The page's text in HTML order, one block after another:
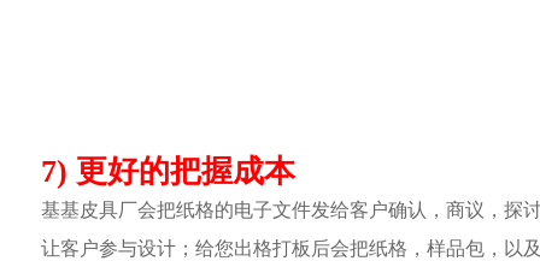
7) 更好的把握成本
基基皮具厂会把纸格的电子文件发给客户确认，商议，探
让客户参与设计；给您出格打板后会把纸格，样品包，以